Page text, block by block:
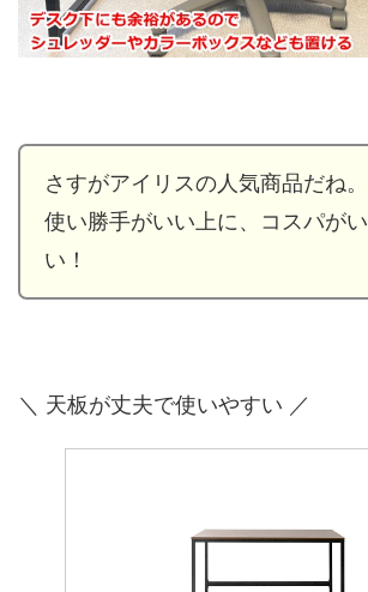
さすがアイリスの人気商品だね。
使い勝手がいい上に、コスパがい
い！
＼ 天板が丈夫で使いやすい ／